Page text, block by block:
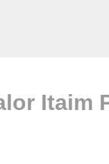
Itaim